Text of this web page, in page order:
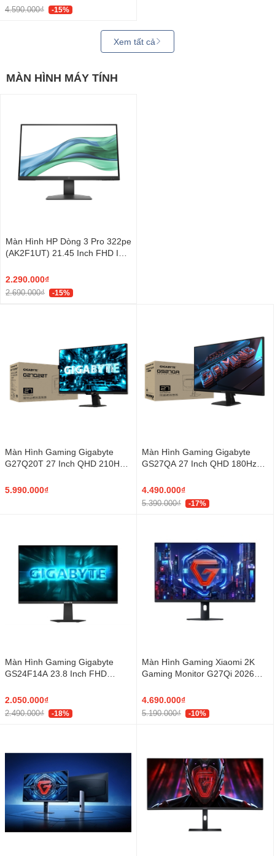
4.590.000₫ -15%
Xem tất cả
MÀN HÌNH MÁY TÍNH
Màn Hình HP Dòng 3 Pro 322pe
(AK2F1UT) 21.45 Inch FHD IPS
2.290.000₫
2.690.000₫ -15%
Màn Hình Gaming Gigabyte
G27Q20T 27 Inch QHD 210Hz
5.990.000₫
Màn Hình Gaming Gigabyte
GS27QA 27 Inch QHD 180Hz
4.490.000₫
5.390.000₫ -17%
Màn Hình Gaming Gigabyte
GS24F14A 23.8 Inch FHD
2.050.000₫
2.490.000₫ -18%
Màn Hình Gaming Xiaomi 2K
Gaming Monitor G27Qi 2026
1ms)
4.690.000₫
5.190.000₫ -10%